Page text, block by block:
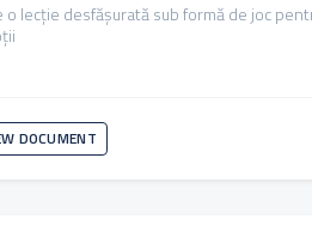
o lecție desfășurată sub formă de joc
DOCUMENT